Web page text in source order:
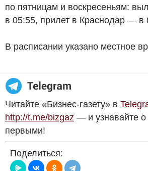
по пятницам и воскресеньям:
в 05:55, прилет в Краснодар — в
В расписании указано местное
Читайте «Бизнес-газету» в
http://t.me/bizgaz — и узнавайте
первыми!
Поделиться: